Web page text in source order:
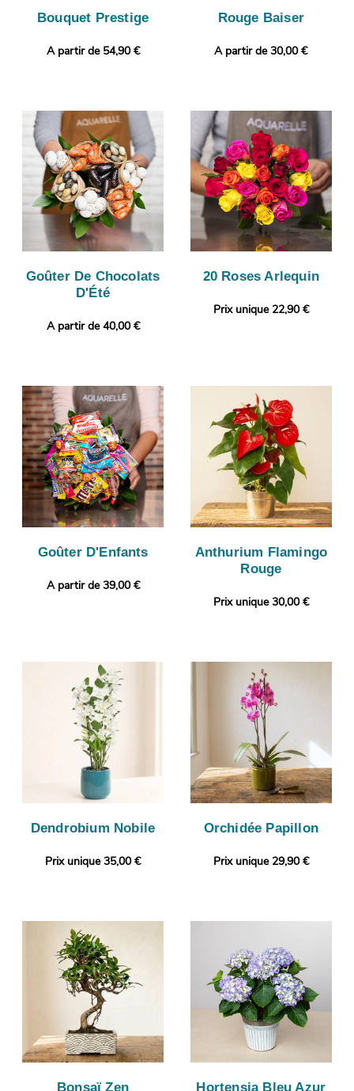
Bouquet Prestige
A partir de 54,90 €
Rouge Baiser
A partir de 30,00 €
Goûter De Chocolats
D'Été
A partir de 40,00 €
20 Roses Arlequin
Prix unique 22,90 €
Goûter D'Enfants
A partir de 39,00 €
Anthurium Flamingo
Rouge
Prix unique 30,00 €
Dendrobium Nobile
Prix unique 35,00 €
Orchidée Papillon
Prix unique 29,90 €
Bonsaï Zen Hortensia Bleu Azur